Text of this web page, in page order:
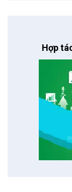
Hợp